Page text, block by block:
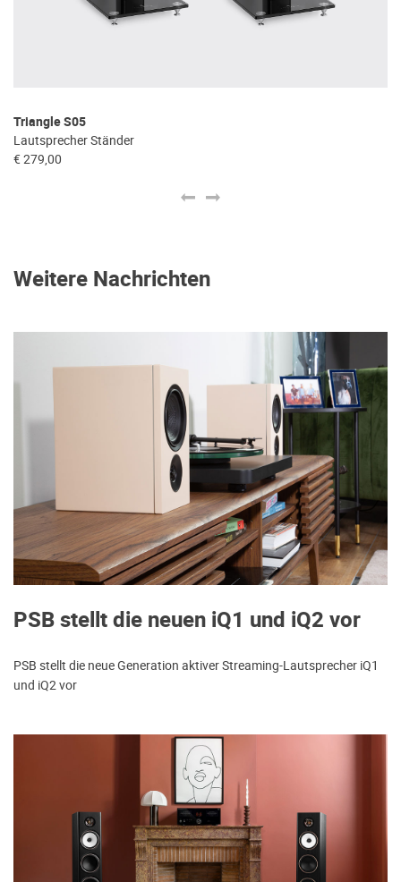
Triangle S05
Lautsprecher Ständer
€ 279,00
Weitere Nachrichten
PSB stellt die neuen iQ1 und iQ2 vor
PSB stellt die neue Generation aktiver Streaming-Lautsprecher iQ1
und iQ2 vor